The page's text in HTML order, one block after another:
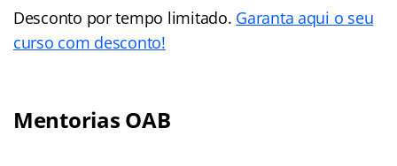
Desconto por tempo limitado. Garanta aqui o seu
curso com desconto!
Mentorias OAB